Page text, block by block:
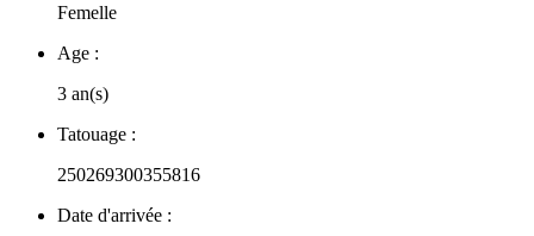
Femelle
Age :
3 an(s)
Tatouage :
250269300355816
Date d'arrivée :